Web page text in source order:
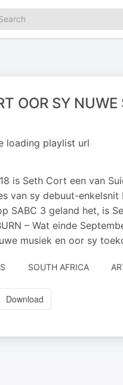
OOR SY
loading playlist url
is Seth Cort een van
van sy debuut-
SABC 3 geland het, is
– Wat einde
musiek en oor sy
SOUTH AFRICA
Download